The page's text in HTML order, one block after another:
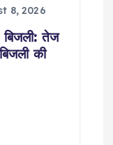
8, 2026
बिजली: तेज
की